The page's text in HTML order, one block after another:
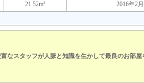
21.52m²
2016年2
スタッフが人脈と知識を生かして最良のお部屋